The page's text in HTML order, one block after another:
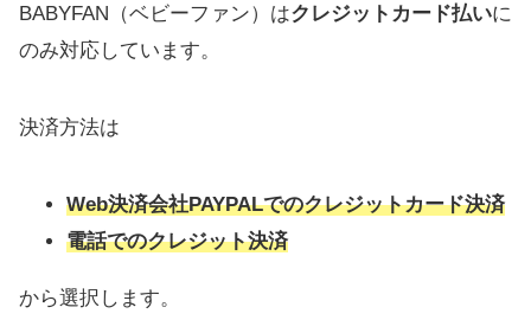
BABYFAN（ベビーファン）はクレジットカード払いに
のみ対応しています。
決済方法は
Web決済会社PAYPALでのクレジットカード決済
電話でのクレジット決済
から選択します。